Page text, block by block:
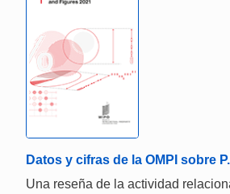
Datos y cifras de la OMPI sobre
Una reseña de la actividad